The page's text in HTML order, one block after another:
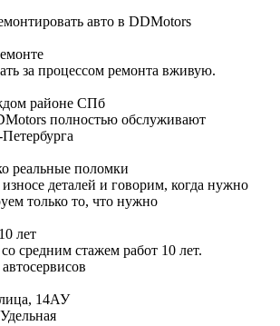
авто в DDMotors
за процессом ремонта вживую.
районе СПб
полностью обслуживают
реальные поломки
деталей и говорим, когда нужно
только то, что нужно
лет
средним стажем работ 10 лет.
14АУ